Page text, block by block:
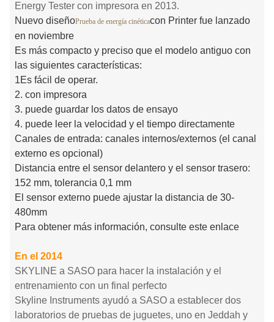
Energy Tester con impresora en 2013.
Nuevo diseñoPrueba de energía cinéticacon Printer fue lanzado
en noviembre
Es más compacto y preciso que el modelo antiguo con
las siguientes características:
1Es fácil de operar.
2. con impresora
3. puede guardar los datos de ensayo
4. puede leer la velocidad y el tiempo directamente
Canales de entrada: canales internos/externos (el canal
externo es opcional)
Distancia entre el sensor delantero y el sensor trasero:
152 mm, tolerancia 0,1 mm
El sensor externo puede ajustar la distancia de 30-
480mm
Para obtener más información, consulte este enlace
En el 2014
SKYLINE a SASO para hacer la instalación y el
entrenamiento con un final perfecto
Skyline Instruments ayudó a SASO a establecer dos
laboratorios de pruebas de juguetes, uno en Jeddah y